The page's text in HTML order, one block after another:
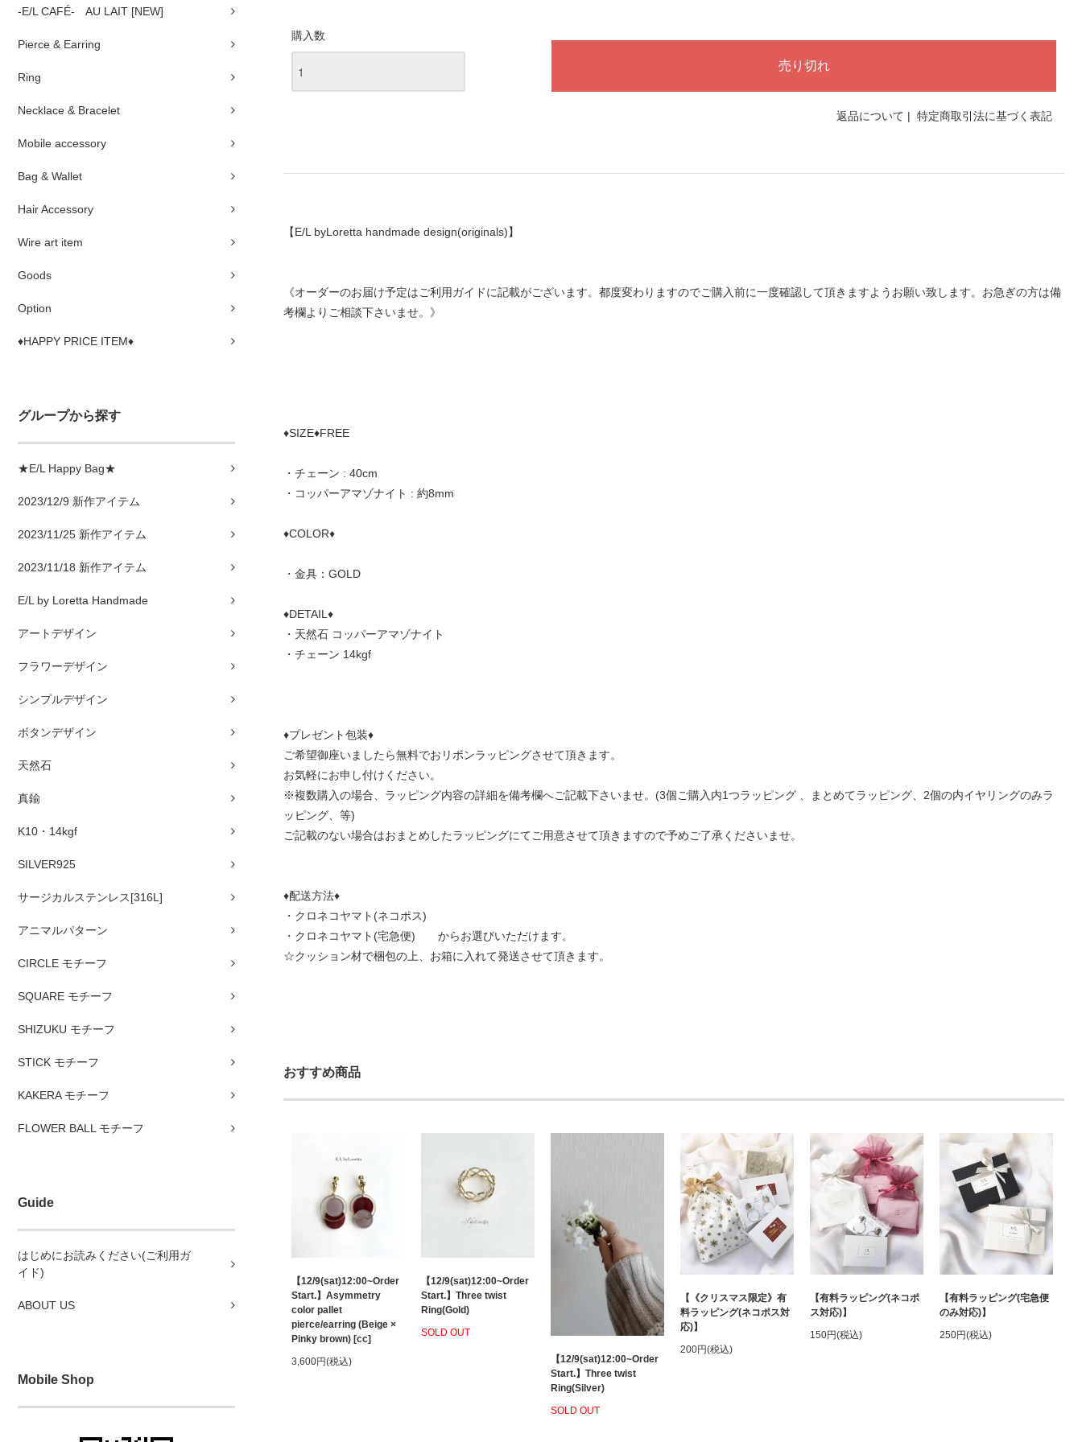
-E/L CAFÉ- AU LAIT [NEW]
Pierce & Earring
Ring
Necklace & Bracelet
Mobile accessory
Bag & Wallet
Hair Accessory
Wire art item
Goods
Option
♦HAPPY PRICE ITEM♦
グループから探す
★E/L Happy Bag★
2023/12/9 新作アイテム
2023/11/25 新作アイテム
2023/11/18 新作アイテム
E/L by Loretta Handmade
アートデザイン
フラワーデザイン
シンプルデザイン
ボタンデザイン
天然石
真鍮
K10・14kgf
SILVER925
サージカルステンレス[316L]
アニマルパターン
CIRCLE モチーフ
SQUARE モチーフ
SHIZUKU モチーフ
STICK モチーフ
KAKERA モチーフ
FLOWER BALL モチーフ
Guide
はじめにお読みください(ご利用ガ
イド)
ABOUT US
Mobile Shop
購入数
返品について | 特定商取引法に基づく表記
【E/L byLoretta handmade design(originals)】
《オーダーのお届け予定はご利用ガイドに記載がございます。都度変わりますのでご購入前に一度確認して頂きますようお願い致します。お急ぎの方は備
考欄よりご相談下さいませ。》
♦SIZE♦FREE
・チェーン : 40cm
・コッパーアマゾナイト : 約8mm
♦COLOR♦
・金具：GOLD
♦DETAIL♦
・天然石 コッパーアマゾナイト
・チェーン 14kgf
♦プレゼント包装♦
ご希望御座いましたら無料でおリボンラッピングさせて頂きます。
お気軽にお申し付けください。
※複数購入の場合、ラッピング内容の詳細を備考欄へご記載下さいませ。(3個ご購入内1つラッピング 、まとめてラッピング、2個の内イヤリングのみラ
ッピング、等)
ご記載のない場合はおまとめしたラッピングにてご用意させて頂きますので予めご了承くださいませ。
♦配送方法♦
・クロネコヤマト(ネコポス)
・クロネコヤマト(宅急便) からお選びいただけます。
☆クッション材で梱包の上、お箱に入れて発送させて頂きます。
おすすめ商品
【12/9(sat)12:00~Order
Start.】Asymmetry
color pallet
pierce/earring (Beige ×
Pinky brown) [cc]
3,600円(税込)
【12/9(sat)12:00~Order
Start.】Three twist
Ring(Gold)
SOLD OUT
【12/9(sat)12:00~Order
Start.】Three twist
Ring(Silver)
SOLD OUT
【《クリスマス限定》有
料ラッピング(ネコポス対
応)】
200円(税込)
【有料ラッピング(ネコポ
ス対応)】
150円(税込)
【有料ラッピング(宅急便
のみ対応)】
250円(税込)